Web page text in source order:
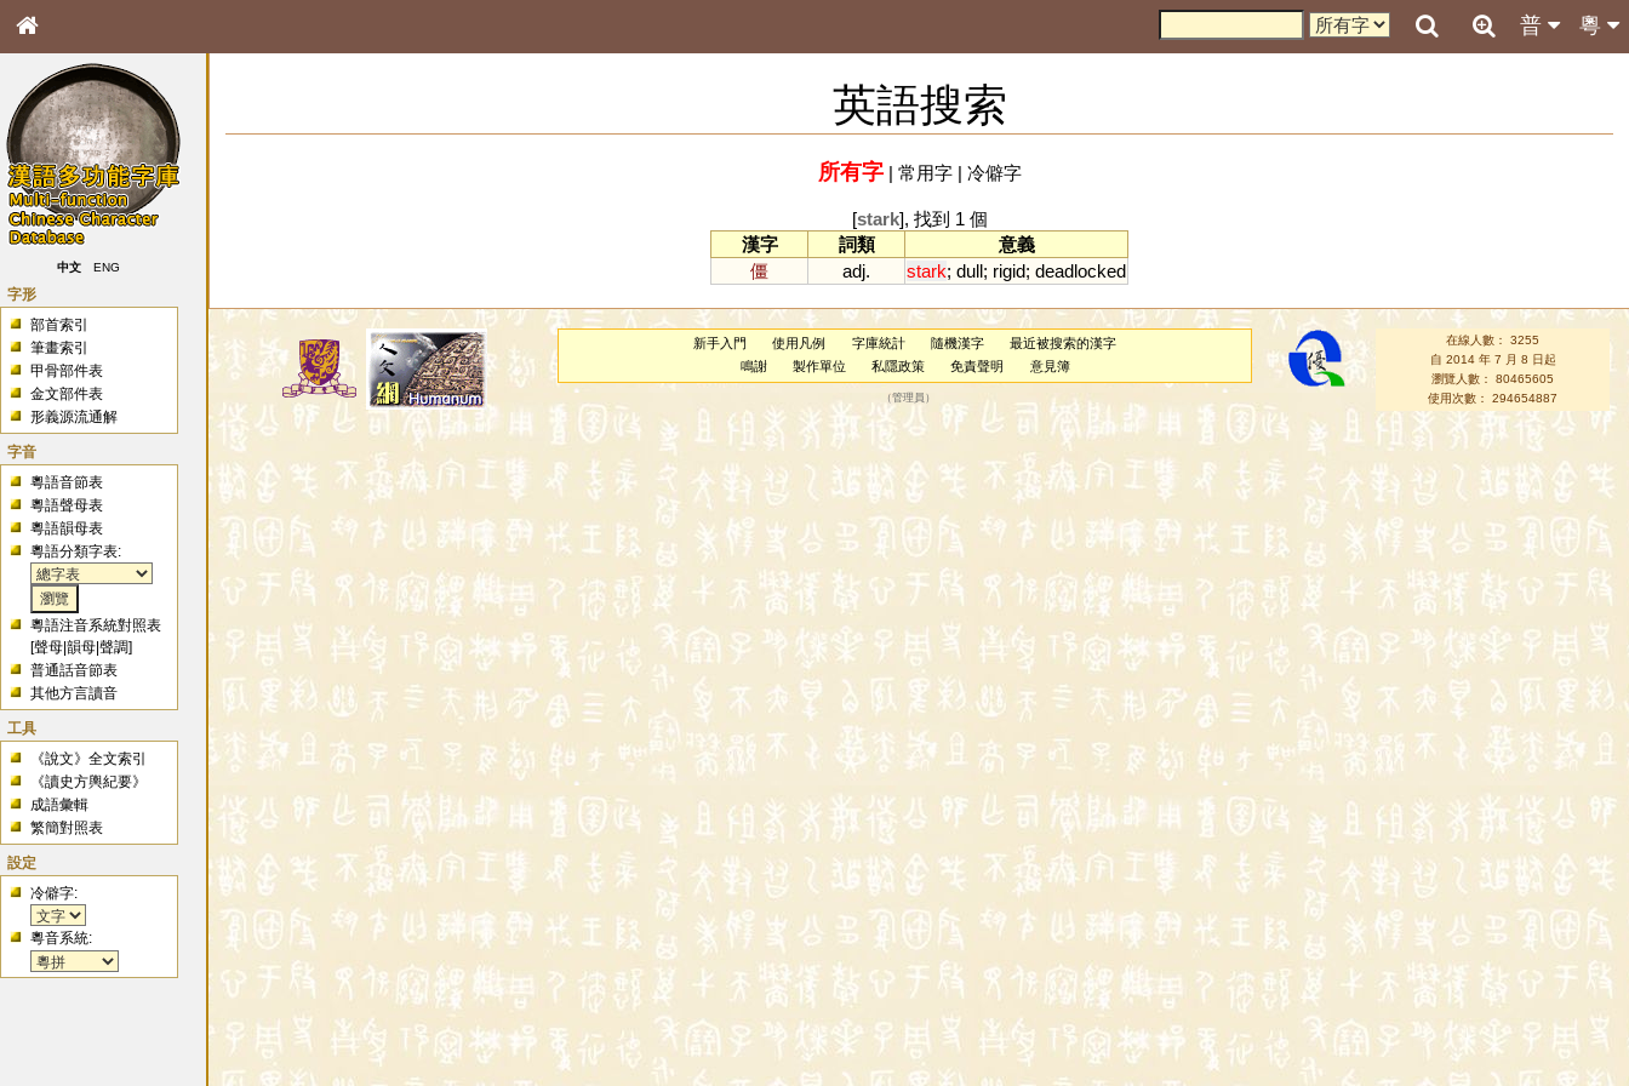
粵
普
中文 ENG
字形
部首索引
筆畫索引
甲骨部件表
金文部件表
形義源流通解
字音
粵語音節表
粵語聲母表
粵語韻母表
粵語分類字表:
粵語注音系統對照表
[聲母 |韻母 |聲調]
普通話音節表
其他方言讀音
工具
《說文》全文索引
《讀史方輿紀要》
成語彙輯
繁簡對照表
設定
冷僻字:
粵音系統:
英語搜索
所有字| 常用字| 冷僻字
[stark], 找到 1 個
漢字
詞類
意義
僵
adj. stark; dull; rigid; deadlocked
新手入門 使用凡例 字庫統計 隨機漢字
最近被搜索的漢字
鳴謝
製作單位 私隱政策 免責聲明 意見簿
（管理員 ）
在線人數： 3255
自 2014 年 7 月 8 日起
瀏覽人數： 80465605
使用次數： 294654887